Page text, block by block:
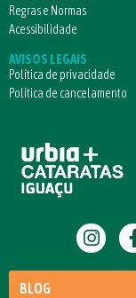
Regras e Normas
Acessibilidade
AVISOS LEGAIS
Política de privacidade
Política de cancelamento
BLOG